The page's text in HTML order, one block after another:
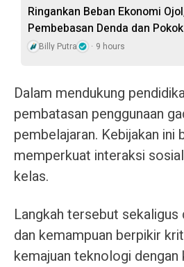
Ringankan Beban Ekonomi
Pembebasan Denda dan
Billy Putra 9 hours
Dalam mendukung
pembatasan penggunaan
pembelajaran. Kebijakan
memperkuat interaksi
kelas.
Langkah tersebut
dan kemampuan berpikir
kemajuan teknologi